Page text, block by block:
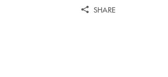
SHARE